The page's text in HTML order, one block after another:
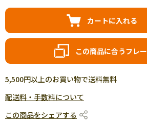
カートに入れる
この商品に合うフレ
5,500円以上のお買い物で送料無料
配送料・手数料について
この商品をシェアする